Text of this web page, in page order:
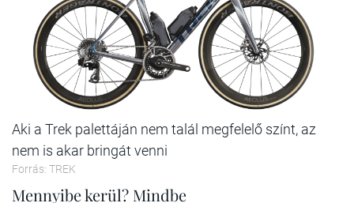
Aki a Trek palettáján nem talál megfelelő színt, az
nem is akar bringát venni
Forrás: TREK
Mennyibe kerül? Mindbe